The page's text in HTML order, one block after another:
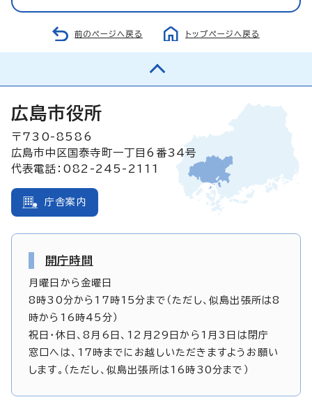
前のページへ戻る トップページへ戻る
広島市役所
〒730-8586
広島市中区国泰寺町一丁目6番34号
代表電話：082-245-2111
庁舎案内
開庁時間
月曜日から金曜日
8時30分から17時15分まで（ただし、似島出張所は8
時から16時45分）
祝日・休日、8月6日、12月29日から1月3日は閉庁
窓口へは、17時までにお越しいただきますようお願い
します。（ただし、似島出張所は16時30分まで）